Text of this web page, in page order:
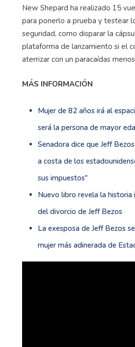
New Shepard ha realizado 15
para ponerlo a prueba y testear
seguridad, como disparar la
plataforma de lanzamiento si el
aterrizar con un paracaídas
MÁS INFORMACIÓN
Mujer de 82 años irá al
será la persona de mayor
Senadora dice que Jeff
a costa de los
sus impuestos"
Nuevo libro revela la historia
del divorcio de Jeff Bezos
La exesposa de Jeff Bezos
mujer más adinerada de